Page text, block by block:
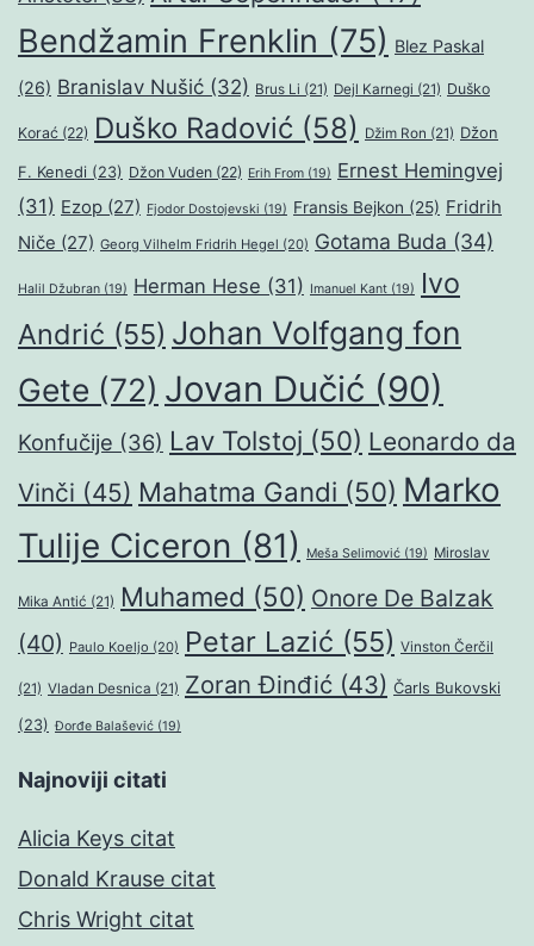
Bendžamin Frenklin (75) Blez Paskal
(26) Branislav Nušić (32) Brus Li (21) Dejl Karnegi (21) Duško
Korać (22) Duško Radović (58) Džim Ron (21) Džon
F. Kenedi (23) Džon Vuden (22) Erih From (19) Ernest Hemingvej
(31) Ezop (27) Fjodor Dostojevski (19) Fransis Bejkon (25) Fridrih
Niče (27) Georg Vilhelm Fridrih Hegel (20) Gotama Buda (34)
Halil Džubran (19) Herman Hese (31) Imanuel Kant (19)
Ivo
Andrić (55) Johan Volfgang fon
Gete (72) Jovan Dučić (90)
Konfučije (36) Lav Tolstoj (50) Leonardo da
Vinči (45) Mahatma Gandi (50) Marko
Tulije Ciceron (81) Meša Selimović (19) Miroslav
Mika Antić (21) Muhamed (50) Onore De Balzak
(40) Paulo Koeljo (20) Petar Lazić (55) Vinston Čerčil
(21) Vladan Desnica (21) Zoran Đinđić (43) Čarls Bukovski
(23) Đorđe Balašević (19)
Najnoviji citati
Alicia Keys citat
Donald Krause citat
Chris Wright citat